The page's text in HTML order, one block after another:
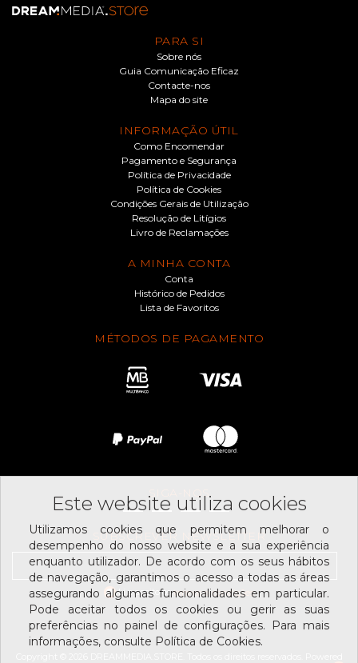
PARA SI
Sobre nós
Guia Comunicação Eficaz
Contacte-nos
Mapa do site
INFORMAÇÃO ÚTIL
Como Encomendar
Pagamento e Segurança
Política de Privacidade
Política de Cookies
Condições Gerais de Utilização
Resolução de Litígios
Livro de Reclamações
A MINHA CONTA
Conta
Histórico de Pedidos
Lista de Favoritos
MÉTODOS DE PAGAMENTO
SIGA-NOS
SUBSCREVER NEWSLETTER
Li e aceito ostermos e condições
Este website utiliza cookies
Utilizamos cookies que permitem melhorar o
desempenho do nosso website e a sua experiência
enquanto utilizador. De acordo com os seus hábitos
de navegação, garantimos o acesso a todas as áreas
assegurando algumas funcionalidades em particular.
Pode aceitar todos os cookies ou gerir as suas
preferências no painel de configurações. Para mais
informações, consulte Política de Cookies.